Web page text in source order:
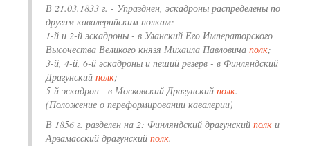
В 21.03.1833 г. - Упразднен, эскадроны распределены по
другим кавалерийским полкам:
1-й и 2-й эскадроны - в Уланский Его Императорского
Высочества Великого князя Михаила Павловича полк;
3-й, 4-й, 6-й эскадроны и пеший резерв - в Финляндский
Драгунский полк;
5-й эскадрон - в Московский Драгунский полк.
(Положение о переформировании кавалерии)
В 1856 г. разделен на 2: Финляндский драгунский полк и
Арзамасский драгунский полк.